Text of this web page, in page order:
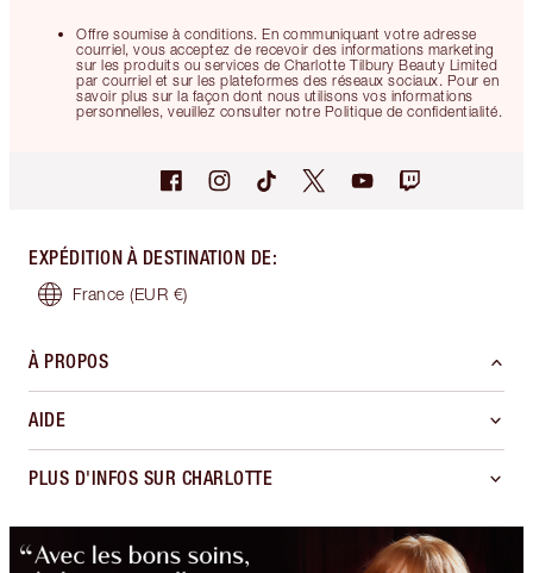
Offre soumise à conditions. En communiquant votre adresse
courriel, vous acceptez de recevoir des informations marketing
sur les produits ou services de Charlotte Tilbury Beauty Limited
par courriel et sur les plateformes des réseaux sociaux. Pour en
savoir plus sur la façon dont nous utilisons vos informations
personnelles, veuillez consulter notre Politique de confidentialité.
EXPÉDITION À DESTINATION DE:
France (EUR €)
À PROPOS
AIDE
PLUS D'INFOS SUR CHARLOTTE